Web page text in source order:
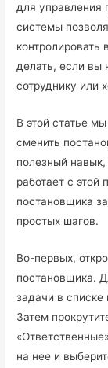
для управления
системы
контролировать
делать, если вы
сотруднику или
В этой статье
сменить
полезный
работает с этой
постановщика
простых шагов.
Во-первых,
постановщика.
задачи в списке
Затем
на нее и